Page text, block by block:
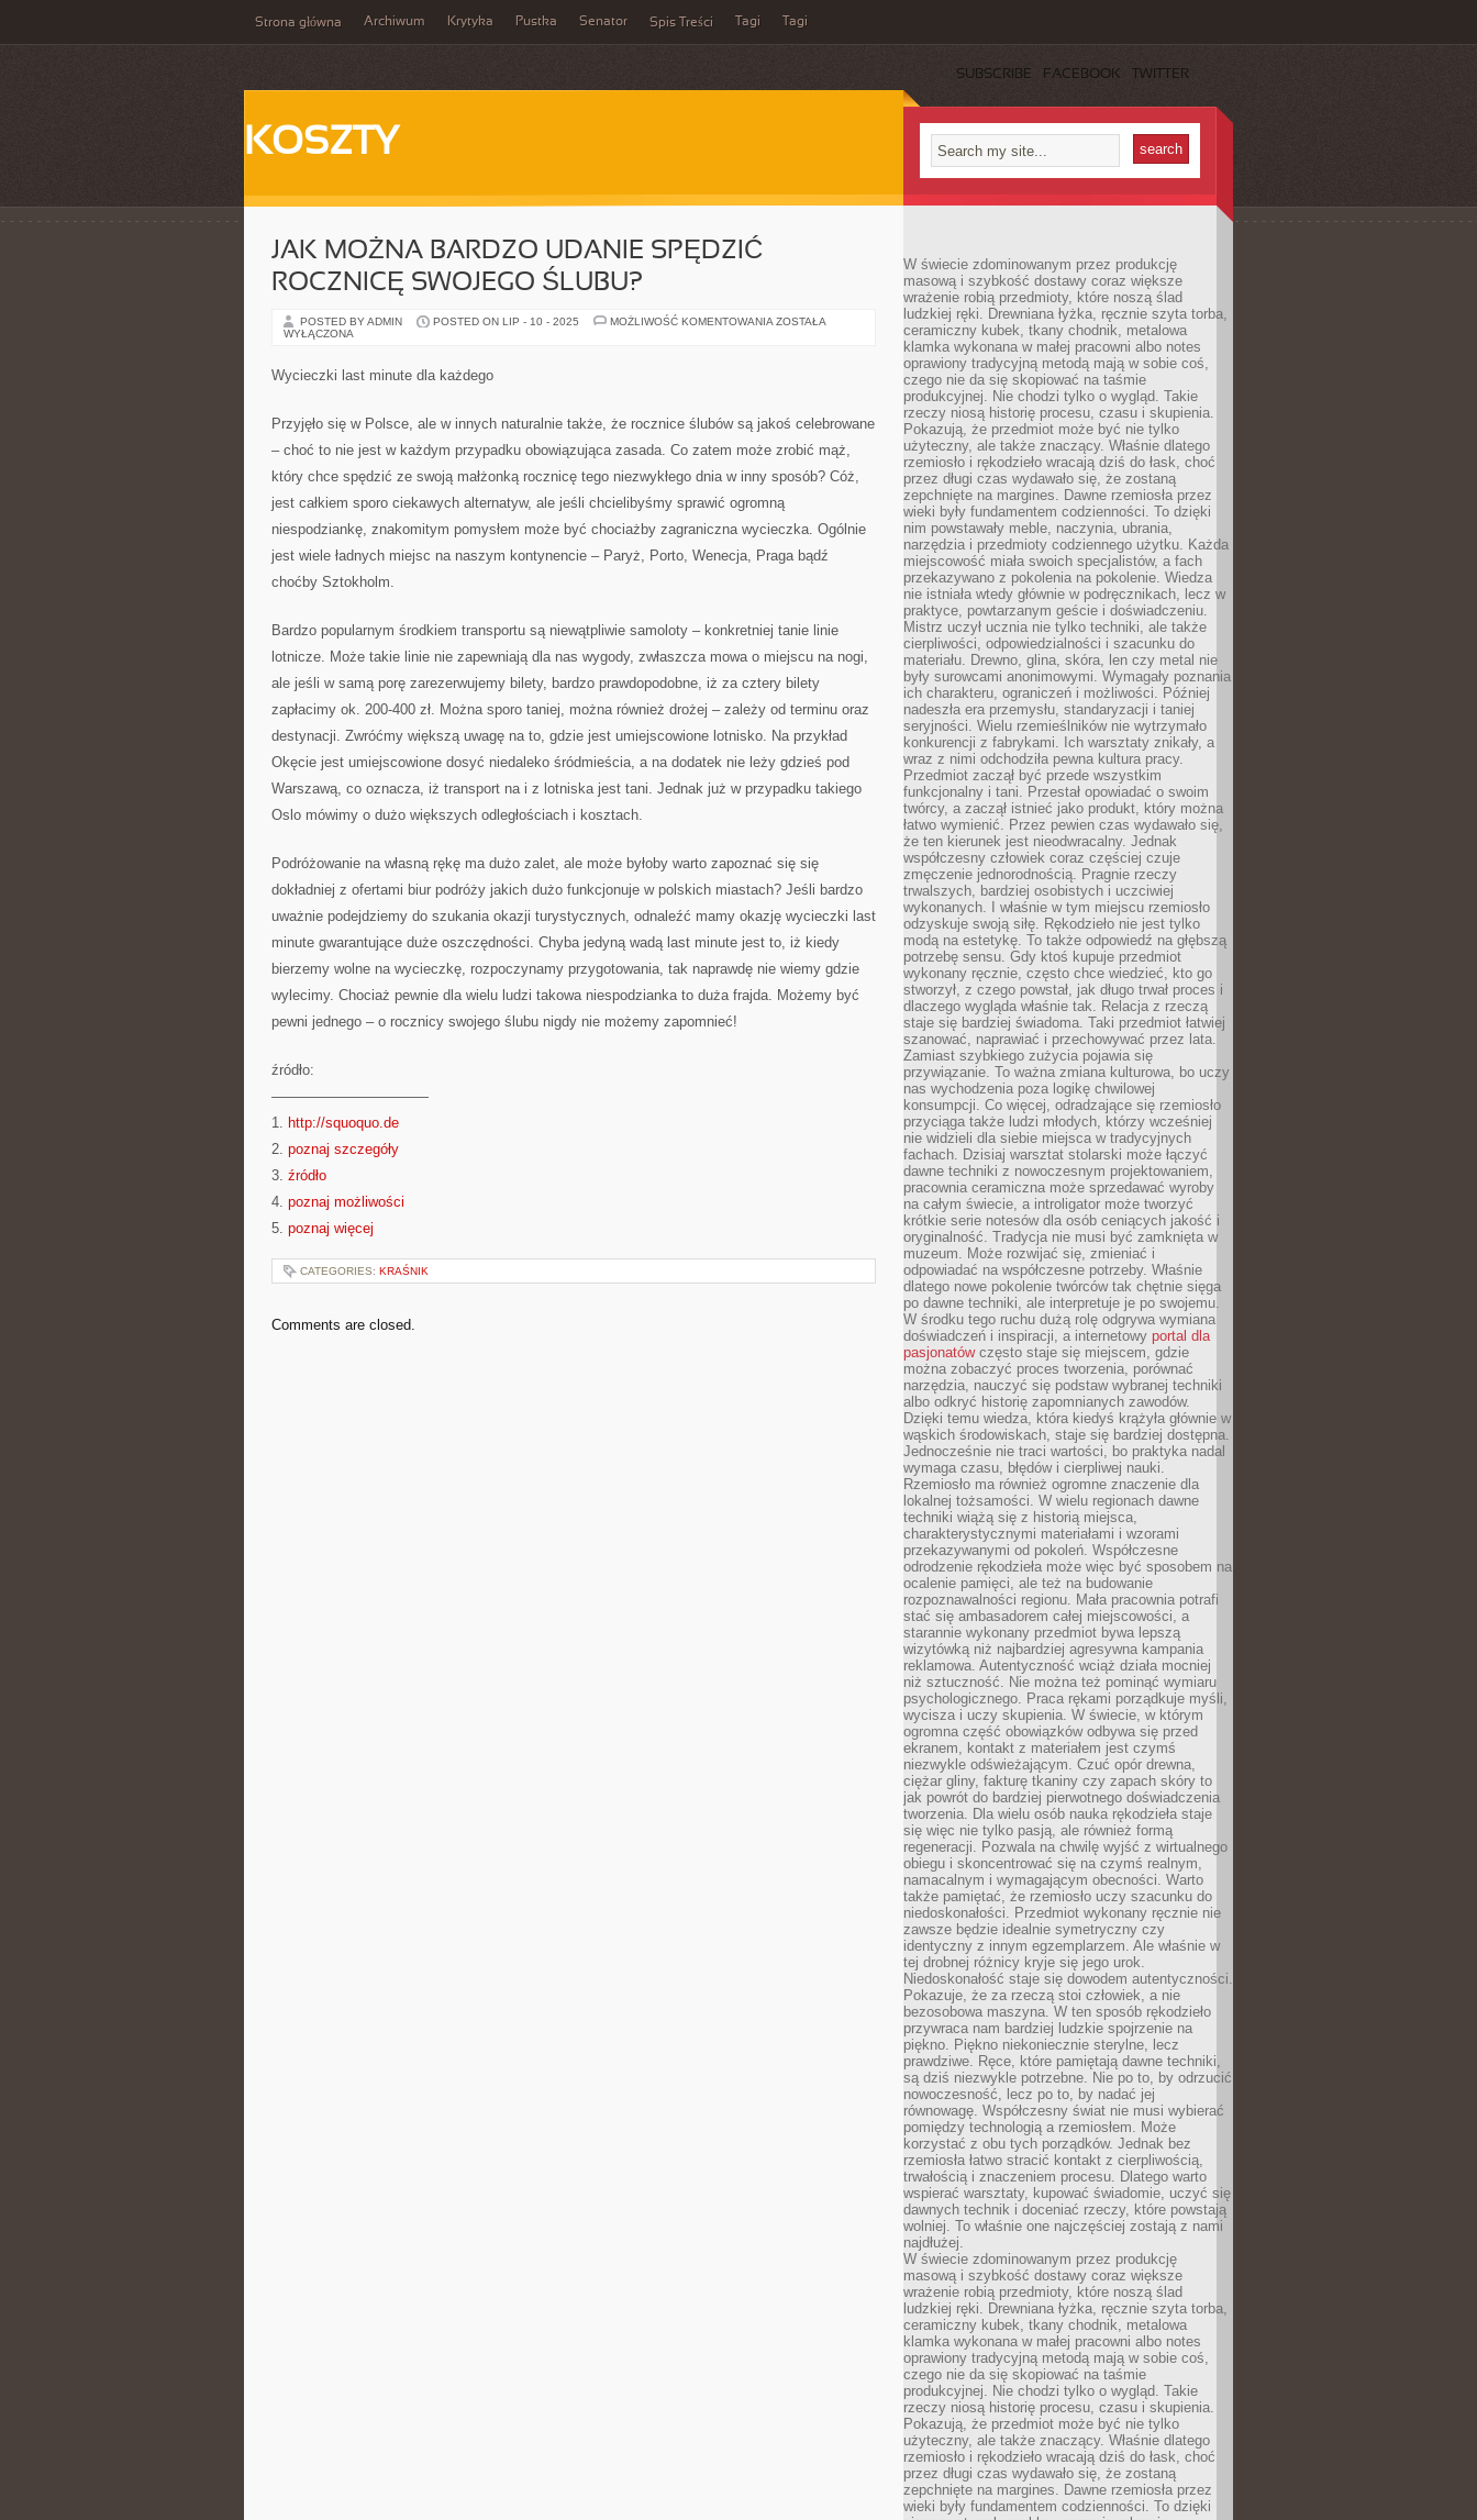
Strona główna Archiwum Krytyka Pustka Senator Spis Treści Tagi Tagi
SUBSCRIBE FACEBOOK TWITTER
KOSZTY
JAK MOŻNA BARDZO UDANIE SPĘDZIĆ
ROCZNICĘ SWOJEGO ŚLUBU?
POSTED BY ADMIN POSTED ON LIP - 10 - 2025 MOŻLIWOŚĆ KOMENTOWANIA JAK
ZOSTAŁA
WYŁĄCZONA
Wycieczki last minute dla każdego
Przyjęło się w Polsce, ale w innych naturalnie także, że rocznice ślubów są jakoś celebrowane
– choć to nie jest w każdym przypadku obowiązująca zasada. Co zatem może zrobić mąż,
który chce spędzić ze swoją małżonką rocznicę tego niezwykłego dnia w inny sposób? Cóż,
jest całkiem sporo ciekawych alternatyw, ale jeśli chcielibyśmy sprawić ogromną
niespodziankę, znakomitym pomysłem może być chociażby zagraniczna wycieczka. Ogólnie
jest wiele ładnych miejsc na naszym kontynencie – Paryż, Porto, Wenecja, Praga bądź
choćby Sztokholm.
Bardzo popularnym środkiem transportu są niewątpliwie samoloty – konkretniej tanie linie
lotnicze. Może takie linie nie zapewniają dla nas wygody, zwłaszcza mowa o miejscu na nogi,
ale jeśli w samą porę zarezerwujemy bilety, bardzo prawdopodobne, iż za cztery bilety
zapłacimy ok. 200-400 zł. Można sporo taniej, można również drożej – zależy od terminu oraz
destynacji. Zwróćmy większą uwagę na to, gdzie jest umiejscowione lotnisko. Na przykład
Okęcie jest umiejscowione dosyć niedaleko śródmieścia, a na dodatek nie leży gdzieś pod
Warszawą, co oznacza, iż transport na i z lotniska jest tani. Jednak już w przypadku takiego
Oslo mówimy o dużo większych odległościach i kosztach.
Podróżowanie na własną rękę ma dużo zalet, ale może byłoby warto zapoznać się się
dokładniej z ofertami biur podróży jakich dużo funkcjonuje w polskich miastach? Jeśli bardzo
uważnie podejdziemy do szukania okazji turystycznych, odnaleźć mamy okazję wycieczki last
minute gwarantujące duże oszczędności. Chyba jedyną wadą last minute jest to, iż kiedy
bierzemy wolne na wycieczkę, rozpoczynamy przygotowania, tak naprawdę nie wiemy gdzie
wylecimy. Chociaż pewnie dla wielu ludzi takowa niespodzianka to duża frajda. Możemy być
pewni jednego – o rocznicy swojego ślubu nigdy nie możemy zapomnieć!
źródło:
———————————
1. http://squoquo.de
2. poznaj szczegóły
3. źródło
4. poznaj możliwości
5. poznaj więcej
CATEGORIES: KRAŚNIK
Comments are closed.
W świecie zdominowanym przez produkcję
masową i szybkość dostawy coraz większe
wrażenie robią przedmioty, które noszą ślad
ludzkiej ręki. Drewniana łyżka, ręcznie szyta torba,
ceramiczny kubek, tkany chodnik, metalowa
klamka wykonana w małej pracowni albo notes
oprawiony tradycyjną metodą mają w sobie coś,
czego nie da się skopiować na taśmie
produkcyjnej. Nie chodzi tylko o wygląd. Takie
rzeczy niosą historię procesu, czasu i skupienia.
Pokazują, że przedmiot może być nie tylko
użyteczny, ale także znaczący. Właśnie dlatego
rzemiosło i rękodzieło wracają dziś do łask, choć
przez długi czas wydawało się, że zostaną
zepchnięte na margines. Dawne rzemiosła przez
wieki były fundamentem codzienności. To dzięki
nim powstawały meble, naczynia, ubrania,
narzędzia i przedmioty codziennego użytku. Każda
miejscowość miała swoich specjalistów, a fach
przekazywano z pokolenia na pokolenie. Wiedza
nie istniała wtedy głównie w podręcznikach, lecz w
praktyce, powtarzanym geście i doświadczeniu.
Mistrz uczył ucznia nie tylko techniki, ale także
cierpliwości, odpowiedzialności i szacunku do
materiału. Drewno, glina, skóra, len czy metal nie
były surowcami anonimowymi. Wymagały poznania
ich charakteru, ograniczeń i możliwości. Później
nadeszła era przemysłu, standaryzacji i taniej
seryjności. Wielu rzemieślników nie wytrzymało
konkurencji z fabrykami. Ich warsztaty znikały, a
wraz z nimi odchodziła pewna kultura pracy.
Przedmiot zaczął być przede wszystkim
funkcjonalny i tani. Przestał opowiadać o swoim
twórcy, a zaczął istnieć jako produkt, który można
łatwo wymienić. Przez pewien czas wydawało się,
że ten kierunek jest nieodwracalny. Jednak
współczesny człowiek coraz częściej czuje
zmęczenie jednorodnością. Pragnie rzeczy
trwalszych, bardziej osobistych i uczciwiej
wykonanych. I właśnie w tym miejscu rzemiosło
odzyskuje swoją siłę. Rękodzieło nie jest tylko
modą na estetykę. To także odpowiedź na głębszą
potrzebę sensu. Gdy ktoś kupuje przedmiot
wykonany ręcznie, często chce wiedzieć, kto go
stworzył, z czego powstał, jak długo trwał proces i
dlaczego wygląda właśnie tak. Relacja z rzeczą
staje się bardziej świadoma. Taki przedmiot łatwiej
szanować, naprawiać i przechowywać przez lata.
Zamiast szybkiego zużycia pojawia się
przywiązanie. To ważna zmiana kulturowa, bo uczy
nas wychodzenia poza logikę chwilowej
konsumpcji. Co więcej, odradzające się rzemiosło
przyciąga także ludzi młodych, którzy wcześniej
nie widzieli dla siebie miejsca w tradycyjnych
fachach. Dzisiaj warsztat stolarski może łączyć
dawne techniki z nowoczesnym projektowaniem,
pracownia ceramiczna może sprzedawać wyroby
na całym świecie, a introligator może tworzyć
krótkie serie notesów dla osób ceniących jakość i
oryginalność. Tradycja nie musi być zamknięta w
muzeum. Może rozwijać się, zmieniać i
odpowiadać na współczesne potrzeby. Właśnie
dlatego nowe pokolenie twórców tak chętnie sięga
po dawne techniki, ale interpretuje je po swojemu.
W środku tego ruchu dużą rolę odgrywa wymiana
doświadczeń i inspiracji, a internetowy portal dla
pasjonatówczęsto staje się miejscem, gdzie
można zobaczyć proces tworzenia, porównać
narzędzia, nauczyć się podstaw wybranej techniki
albo odkryć historię zapomnianych zawodów.
Dzięki temu wiedza, która kiedyś krążyła głównie w
wąskich środowiskach, staje się bardziej dostępna.
Jednocześnie nie traci wartości, bo praktyka nadal
wymaga czasu, błędów i cierpliwej nauki.
Rzemiosło ma również ogromne znaczenie dla
lokalnej tożsamości. W wielu regionach dawne
techniki wiążą się z historią miejsca,
charakterystycznymi materiałami i wzorami
przekazywanymi od pokoleń. Współczesne
odrodzenie rękodzieła może więc być sposobem na
ocalenie pamięci, ale też na budowanie
rozpoznawalności regionu. Mała pracownia potrafi
stać się ambasadorem całej miejscowości, a
starannie wykonany przedmiot bywa lepszą
wizytówką niż najbardziej agresywna kampania
reklamowa. Autentyczność wciąż działa mocniej
niż sztuczność. Nie można też pominąć wymiaru
psychologicznego. Praca rękami porządkuje myśli,
wycisza i uczy skupienia. W świecie, w którym
ogromna część obowiązków odbywa się przed
ekranem, kontakt z materiałem jest czymś
niezwykle odświeżającym. Czuć opór drewna,
ciężar gliny, fakturę tkaniny czy zapach skóry to
jak powrót do bardziej pierwotnego doświadczenia
tworzenia. Dla wielu osób nauka rękodzieła staje
się więc nie tylko pasją, ale również formą
regeneracji. Pozwala na chwilę wyjść z wirtualnego
obiegu i skoncentrować się na czymś realnym,
namacalnym i wymagającym obecności. Warto
także pamiętać, że rzemiosło uczy szacunku do
niedoskonałości. Przedmiot wykonany ręcznie nie
zawsze będzie idealnie symetryczny czy
identyczny z innym egzemplarzem. Ale właśnie w
tej drobnej różnicy kryje się jego urok.
Niedoskonałość staje się dowodem autentyczności.
Pokazuje, że za rzeczą stoi człowiek, a nie
bezosobowa maszyna. W ten sposób rękodzieło
przywraca nam bardziej ludzkie spojrzenie na
piękno. Piękno niekoniecznie sterylne, lecz
prawdziwe. Ręce, które pamiętają dawne techniki,
są dziś niezwykle potrzebne. Nie po to, by odrzucić
nowoczesność, lecz po to, by nadać jej
równowagę. Współczesny świat nie musi wybierać
pomiędzy technologią a rzemiosłem. Może
korzystać z obu tych porządków. Jednak bez
rzemiosła łatwo stracić kontakt z cierpliwością,
trwałością i znaczeniem procesu. Dlatego warto
wspierać warsztaty, kupować świadomie, uczyć się
dawnych technik i doceniać rzeczy, które powstają
wolniej. To właśnie one najczęściej zostają z nami
najdłużej.
W świecie zdominowanym przez produkcję
masową i szybkość dostawy coraz większe
wrażenie robią przedmioty, które noszą ślad
ludzkiej ręki. Drewniana łyżka, ręcznie szyta torba,
ceramiczny kubek, tkany chodnik, metalowa
klamka wykonana w małej pracowni albo notes
oprawiony tradycyjną metodą mają w sobie coś,
czego nie da się skopiować na taśmie
produkcyjnej. Nie chodzi tylko o wygląd. Takie
rzeczy niosą historię procesu, czasu i skupienia.
Pokazują, że przedmiot może być nie tylko
użyteczny, ale także znaczący. Właśnie dlatego
rzemiosło i rękodzieło wracają dziś do łask, choć
przez długi czas wydawało się, że zostaną
zepchnięte na margines. Dawne rzemiosła przez
wieki były fundamentem codzienności. To dzięki